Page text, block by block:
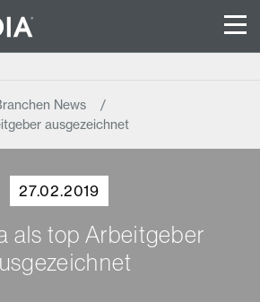
News
ausgezeichnet
27.02.2019
als top Arbeitgeber